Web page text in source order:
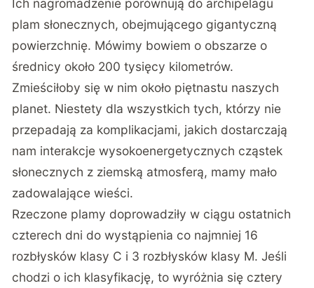
Ich nagromadzenie porównują do archipelagu
plam słonecznych, obejmującego gigantyczną
powierzchnię. Mówimy bowiem o obszarze o
średnicy około 200 tysięcy kilometrów.
Zmieściłoby się w nim około piętnastu naszych
planet. Niestety dla wszystkich tych, którzy nie
przepadają za komplikacjami, jakich dostarczają
nam interakcje wysokoenergetycznych cząstek
słonecznych z ziemską atmosferą, mamy mało
zadowalające wieści.
Rzeczone plamy doprowadziły w ciągu ostatnich
czterech dni do wystąpienia co najmniej 16
rozbłysków klasy C i 3 rozbłysków klasy M. Jeśli
chodzi o ich klasyfikację, to wyróżnia się cztery